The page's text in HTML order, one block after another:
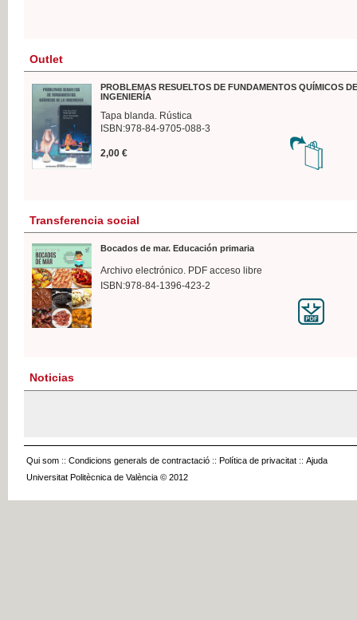
Outlet
PROBLEMAS RESUELTOS DE FUNDAMENTOS QUÍMICOS
INGENIERÍA
Tapa blanda. Rústica
ISBN:978-84-9705-088-3
2,00 €
Transferencia social
Bocados de mar. Educación primaria
Archivo electrónico. PDF acceso libre
ISBN:978-84-1396-423-2
Noticias
Qui som :: Condicions generals de contractació :: Política de privacitat :: Ajuda
Universitat Politècnica de València © 2012